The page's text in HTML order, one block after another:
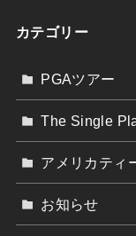
カテゴリー
PGAツアー
The Single
アメリカティ
お知らせ